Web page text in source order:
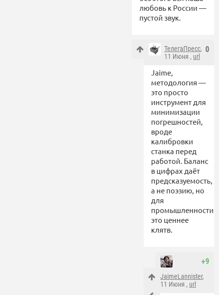
любовь к России —
пустой звук.
0
ТелегаПресс,
11 Июня , url
Jaime,
методология —
это просто
инструмент для
минимизации
погрешностей,
вроде
калибровки
станка перед
работой. Баланс
в цифрах даёт
предсказуемость,
а не поэзию, но
для
промышленности
это ценнее
клятв.
+9
JaimeLannister,
11 Июня , url